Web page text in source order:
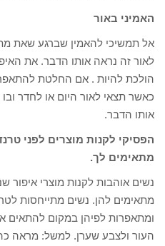
האמיני באור
אל תמשיכי להאמין שברגע שאת
לאור זה נראה אותו הדבר. את
הולכת להיות . אם החלטת
כאשר תצאי לאור היום או לחדר
אותו הדבר.
הפסיקי לקנות מוצרים לפני
מתאימים לך.
נשים אוהבות לקנות מוצרי
מתאימים להן. נשים מתייחסות
ומתאפרות לפיהן במקום להתאים
העור ולצבע שערן. למשל: מראה